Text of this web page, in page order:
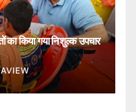
का किया गया निशुल्क उपचार